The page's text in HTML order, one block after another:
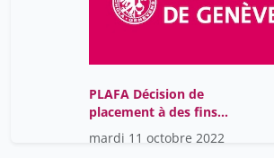
PLAFA Décision de
placement à des fins
d'assistance (PLAFA) par
un médecin
mardi 11 octobre 2022